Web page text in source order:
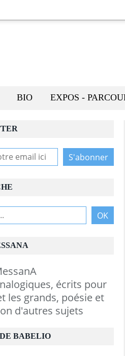
BIO EXPOS -
écrits pour
les grands, poésie et
d'autres sujets
BABELIO